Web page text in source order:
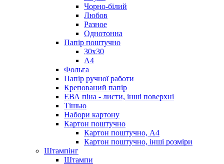
Чорно-білий
Любов
Разное
Однотонна
Папір поштучно
30х30
А4
Фольга
Папір ручної работи
Крепований папір
ЕВА піна - листи, інші поверхні
Тішью
Набори картону
Картон поштучно
Картон поштучно, А4
Картон поштучно, інші розміри
Штампінг
Штампи